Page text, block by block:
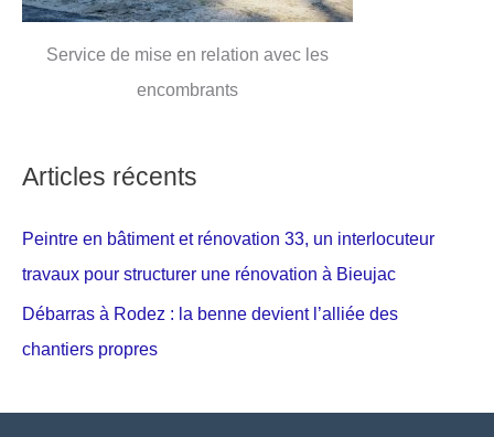
Service de mise en relation avec les
encombrants
Articles récents
Peintre en bâtiment et rénovation 33, un interlocuteur
travaux pour structurer une rénovation à Bieujac
Débarras à Rodez : la benne devient l’alliée des
chantiers propres